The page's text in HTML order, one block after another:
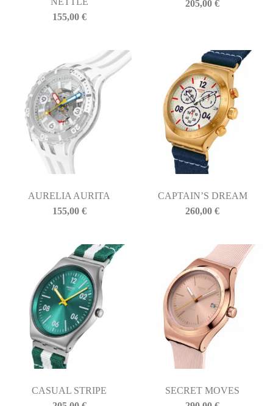
155,00 €
205,00€
AURELIA AURITA
155,00 €
CAPTAIN’S DREAM
260,00€
CASUAL STRIPE
SECRET MOVES